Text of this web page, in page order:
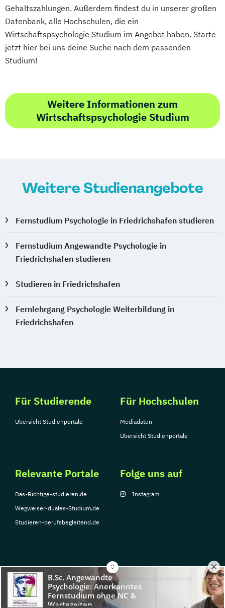
Gehaltszahlungen. Außerdem findest du in unserer großen
Datenbank, alle Hochschulen, die ein
Wirtschaftspsychologie Studium im Angebot haben. Starte
jetzt hier bei uns deine Suche nach dem passenden
Studium!
Weitere Informationen zum
Wirtschaftspsychologie Studium
Weitere Studienangebote
Fernstudium Psychologie in Friedrichshafen studieren
Fernstudium Angewandte Psychologie in
Friedrichshafen studieren
Studieren in Friedrichshafen
Fernlehrgang Psychologie Weiterbildung in
Friedrichshafen
Für Studierende
Übersicht Studienportale
Für Hochschulen
Mediadaten
Übersicht Studienportale
Relevante Portale
Das-Richtige-studieren.de
Wegweiser-duales-Studium.de
Studieren-berufsbegleitend.de
Folge uns auf
Instagram
© Copyright 2026, TarGroup Media GmbH
Impressum
Datenschutzerklärung